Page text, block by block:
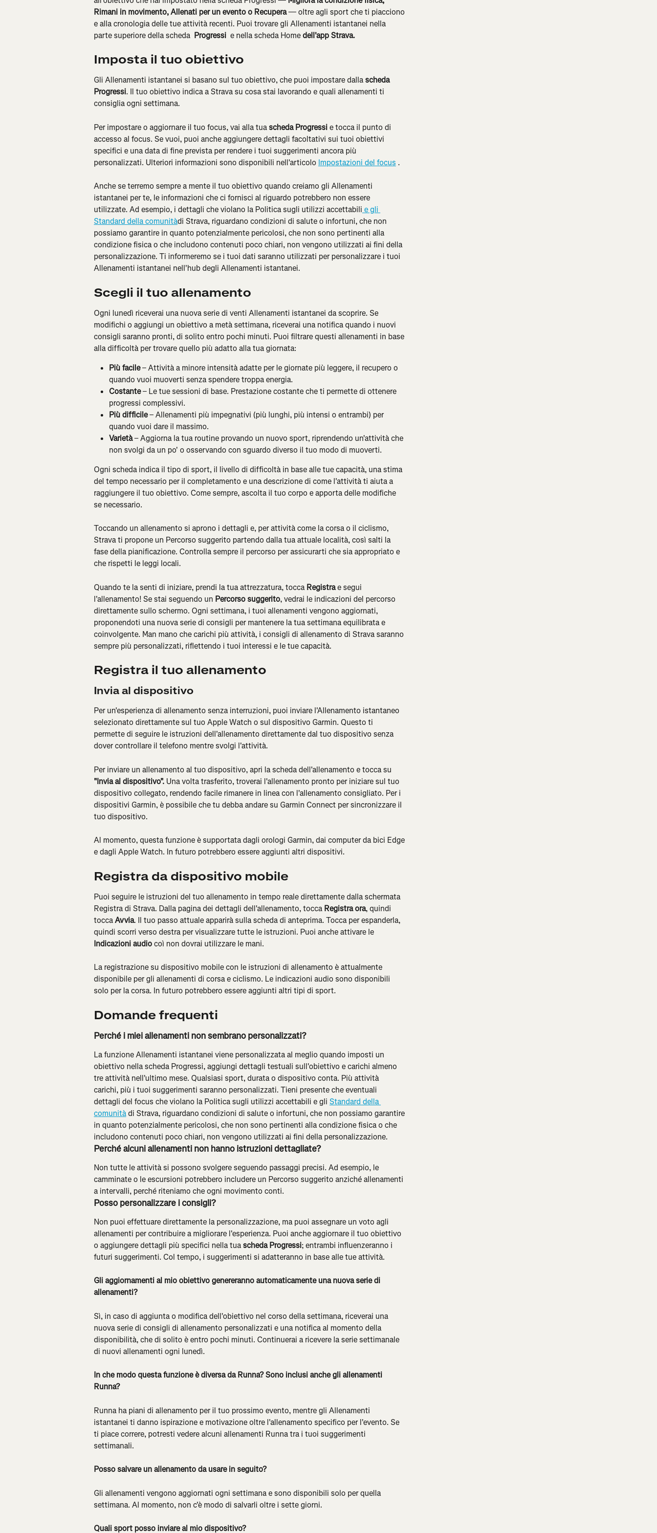
Rimani in movimento, Allenati per un evento o Recupera — oltre agli sport che ti piacciono
e alla cronologia delle tue attività recenti. Puoi trovare gli Allenamenti istantanei nella
parte superiore della scheda Progressi e nella scheda Home dell'app Strava.
Imposta il tuo obiettivo
Gli Allenamenti istantanei si basano sul tuo obiettivo, che puoi impostare dalla scheda
Progressi. Il tuo obiettivo indica a Strava su cosa stai lavorando e quali allenamenti ti
consiglia ogni settimana.
Per impostare o aggiornare il tuo focus, vai alla tua scheda Progressi e tocca il punto di
accesso al focus. Se vuoi, puoi anche aggiungere dettagli facoltativi sui tuoi obiettivi
specifici e una data di fine prevista per rendere i tuoi suggerimenti ancora più
personalizzati. Ulteriori informazioni sono disponibili nell'articolo Impostazioni del focus .
Anche se terremo sempre a mente il tuo obiettivo quando creiamo gli Allenamenti
istantanei per te, le informazioni che ci fornisci al riguardo potrebbero non essere
utilizzate. Ad esempio, i dettagli che violano la Politica sugli utilizzi accettabili e gli
Standard della comunitàdi Strava, riguardano condizioni di salute o infortuni, che non
possiamo garantire in quanto potenzialmente pericolosi, che non sono pertinenti alla
condizione fisica o che includono contenuti poco chiari, non vengono utilizzati ai fini della
personalizzazione. Ti informeremo se i tuoi dati saranno utilizzati per personalizzare i tuoi
Allenamenti istantanei nell'hub degli Allenamenti istantanei.
Scegli il tuo allenamento
Ogni lunedì riceverai una nuova serie di venti Allenamenti istantanei da scoprire. Se
modifichi o aggiungi un obiettivo a metà settimana, riceverai una notifica quando i nuovi
consigli saranno pronti, di solito entro pochi minuti. Puoi filtrare questi allenamenti in base
alla difficoltà per trovare quello più adatto alla tua giornata:
Più facile – Attività a minore intensità adatte per le giornate più leggere, il recupero o
quando vuoi muoverti senza spendere troppa energia.
Costante – Le tue sessioni di base. Prestazione costante che ti permette di ottenere
progressi complessivi.
Più difficile – Allenamenti più impegnativi (più lunghi, più intensi o entrambi) per
quando vuoi dare il massimo.
Varietà – Aggiorna la tua routine provando un nuovo sport, riprendendo un'attività che
non svolgi da un po' o osservando con sguardo diverso il tuo modo di muoverti.
Ogni scheda indica il tipo di sport, il livello di difficoltà in base alle tue capacità, una stima
del tempo necessario per il completamento e una descrizione di come l'attività ti aiuta a
raggiungere il tuo obiettivo. Come sempre, ascolta il tuo corpo e apporta delle modifiche
se necessario.
Toccando un allenamento si aprono i dettagli e, per attività come la corsa o il ciclismo,
Strava ti propone un Percorso suggerito partendo dalla tua attuale località, così salti la
fase della pianificazione. Controlla sempre il percorso per assicurarti che sia appropriato e
che rispetti le leggi locali.
Quando te la senti di iniziare, prendi la tua attrezzatura, tocca Registra e segui
l'allenamento! Se stai seguendo un Percorso suggerito, vedrai le indicazioni del percorso
direttamente sullo schermo. Ogni settimana, i tuoi allenamenti vengono aggiornati,
proponendoti una nuova serie di consigli per mantenere la tua settimana equilibrata e
coinvolgente. Man mano che carichi più attività, i consigli di allenamento di Strava saranno
sempre più personalizzati, riflettendo i tuoi interessi e le tue capacità.
Registra il tuo allenamento
Invia al dispositivo
Per un'esperienza di allenamento senza interruzioni, puoi inviare l'Allenamento istantaneo
selezionato direttamente sul tuo Apple Watch o sul dispositivo Garmin. Questo ti
permette di seguire le istruzioni dell'allenamento direttamente dal tuo dispositivo senza
dover controllare il telefono mentre svolgi l'attività.
Per inviare un allenamento al tuo dispositivo, apri la scheda dell'allenamento e tocca su
"Invia al dispositivo". Una volta trasferito, troverai l'allenamento pronto per iniziare sul tuo
dispositivo collegato, rendendo facile rimanere in linea con l'allenamento consigliato. Per i
dispositivi Garmin, è possibile che tu debba andare su Garmin Connect per sincronizzare il
tuo dispositivo.
Al momento, questa funzione è supportata dagli orologi Garmin, dai computer da bici Edge
e dagli Apple Watch. In futuro potrebbero essere aggiunti altri dispositivi.
Registra da dispositivo mobile
Puoi seguire le istruzioni del tuo allenamento in tempo reale direttamente dalla schermata
Registra di Strava. Dalla pagina dei dettagli dell'allenamento, tocca Registra ora, quindi
tocca Avvia. Il tuo passo attuale apparirà sulla scheda di anteprima. Tocca per espanderla,
quindi scorri verso destra per visualizzare tutte le istruzioni. Puoi anche attivare le
Indicazioni audio coì non dovrai utilizzare le mani.
La registrazione su dispositivo mobile con le istruzioni di allenamento è attualmente
disponibile per gli allenamenti di corsa e ciclismo. Le indicazioni audio sono disponibili
solo per la corsa. In futuro potrebbero essere aggiunti altri tipi di sport.
Domande frequenti
Perché i miei allenamenti non sembrano personalizzati?
La funzione Allenamenti istantanei viene personalizzata al meglio quando imposti un
obiettivo nella scheda Progressi, aggiungi dettagli testuali sull'obiettivo e carichi almeno
tre attività nell'ultimo mese. Qualsiasi sport, durata o dispositivo conta. Più attività
carichi, più i tuoi suggerimenti saranno personalizzati. Tieni presente che eventuali
dettagli del focus che violano la Politica sugli utilizzi accettabili e gli Standard della
comunità di Strava, riguardano condizioni di salute o infortuni, che non possiamo garantire
in quanto potenzialmente pericolosi, che non sono pertinenti alla condizione fisica o che
includono contenuti poco chiari, non vengono utilizzati ai fini della personalizzazione.
Perché alcuni allenamenti non hanno istruzioni dettagliate?
Non tutte le attività si possono svolgere seguendo passaggi precisi. Ad esempio, le
camminate o le escursioni potrebbero includere un Percorso suggerito anziché allenamenti
a intervalli, perché riteniamo che ogni movimento conti.
Posso personalizzare i consigli?
Non puoi effettuare direttamente la personalizzazione, ma puoi assegnare un voto agli
allenamenti per contribuire a migliorare l'esperienza. Puoi anche aggiornare il tuo obiettivo
o aggiungere dettagli più specifici nella tua scheda Progressi; entrambi influenzeranno i
futuri suggerimenti. Col tempo, i suggerimenti si adatteranno in base alle tue attività.
Gli aggiornamenti al mio obiettivo genereranno automaticamente una nuova serie di
allenamenti?
Sì, in caso di aggiunta o modifica dell'obiettivo nel corso della settimana, riceverai una
nuova serie di consigli di allenamento personalizzati e una notifica al momento della
disponibilità, che di solito è entro pochi minuti. Continuerai a ricevere la serie settimanale
di nuovi allenamenti ogni lunedì.
In che modo questa funzione è diversa da Runna? Sono inclusi anche gli allenamenti
Runna?
Runna ha piani di allenamento per il tuo prossimo evento, mentre gli Allenamenti
istantanei ti danno ispirazione e motivazione oltre l'allenamento specifico per l'evento. Se
ti piace correre, potresti vedere alcuni allenamenti Runna tra i tuoi suggerimenti
settimanali.
Posso salvare un allenamento da usare in seguito?
Gli allenamenti vengono aggiornati ogni settimana e sono disponibili solo per quella
settimana. Al momento, non c'è modo di salvarli oltre i sette giorni.
Quali sport posso inviare al mio dispositivo?